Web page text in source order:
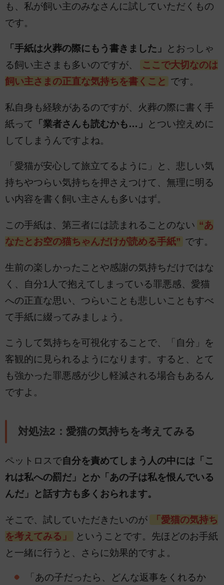
も、私が飼い主のみなさんに試していただくもの
です。
「手紙は火葬の際にもう書きました」
とおっしゃ
る飼い主さまも多いのですが、
ここで大切なのは
飼い主さまの正直な気持ちを書くこと です。
私自身も経験があるのですが、火葬の際に書く手
紙って 「業者さんも読むかも…」
とつい控えめに
してしまうんですよね。
「愛猫が安心して旅立てるように」と、悲しい気
持ちやつらい気持ちを押さえつけて、無理に明る
い内容を書く飼い主さんも多いはず。
この手紙は、第三者には読まれることのない “あ
なたとお空の猫ちゃんだけが読める手紙” です。
生前の楽しかったことや感謝の気持ちだけではな
く、自分1人で抱えてしまっている罪悪感、愛猫
への正直な思い、つらいことも悲しいこともすべ
て手紙に綴ってみましょう。
こうして気持ちを可視化することで、「自分」を
客観的に見られるようになります。すると、とて
も強かった罪悪感が少し軽減される場合もあるん
ですよ。
対処法2：愛猫の気持ちを考えてみる
ペットロスで自分を責めてしまう人の中には「こ
れは私への罰だ」とか「あの子は私を恨んでいる
んだ」と話す方も多くおられます。
そこで、試していただきたいのが
「愛猫の気持ち
を考えてみる」
ということです。先ほどのお手紙
と一緒に行うと、さらに効果的ですよ。
「あの子だったら、どんな返事をくれるか